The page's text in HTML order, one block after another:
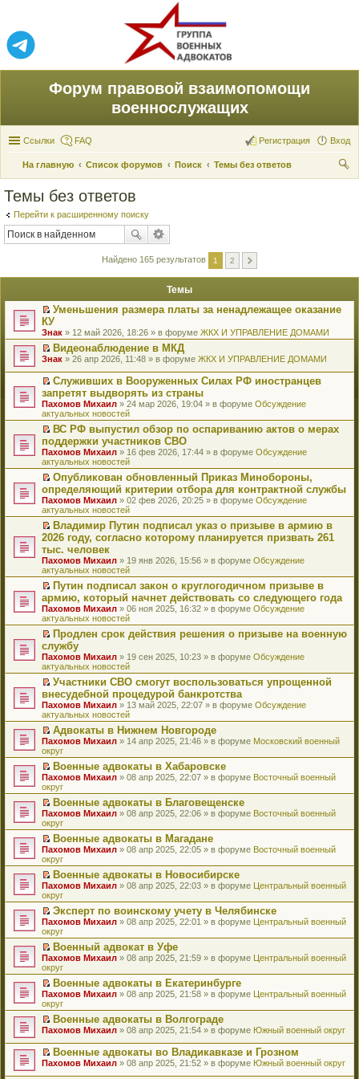
Форум правовой взаимопомощи
военнослужащих
Ссылки FAQ Вход
Регистрация
На главную Список форумов Поиск
Темы без ответов
Темы без ответов
Перейти к расширенному поиску
Найдено 165 результатов 1 2
Темы
П
е
р
е
й
и
к
п
е
р
в
о
м
у
н
е
п
р
о
ч
и
т
а
н
н
о
м
у
с
о
о
б
щ
е
н
и
ю
Уменьшения размера платы за ненадлежащее оказание
КУ
Знак » 12 май 2026, 18:26 » в форуме ЖКХ И УПРАВЛЕНИЕ ДОМАМИ
П
р
е
й
т
и
к
п
е
р
в
о
м
у
н
е
п
р
о
ч
и
т
а
н
н
о
м
у
с
о
о
б
щ
е
н
и
ю
Видеонаблюдение в МКД
Знак » 26 апр 2026, 11:48 » в форуме ЖКХ И УПРАВЛЕНИЕ ДОМАМИ
П
е
р
е
й
т
и
к
п
е
р
в
о
м
у
н
е
п
р
о
ч
и
т
а
н
н
о
м
у
с
о
о
б
щ
е
н
и
ю
Служивших в Вооруженных Силах РФ иностранцев
запретят выдворять из страны
Пахомов Михаил » 24 мар 2026, 19:04 » в форуме Обсуждение
актуальных новостей
П
е
р
е
й
т
и
к
п
е
р
в
о
м
у
н
е
п
р
о
ч
и
т
а
н
н
о
м
у
с
о
о
б
щ
е
н
и
ю
ВС РФ выпустил обзор по оспариванию актов о мерах
поддержки участников СВО
Пахомов Михаил » 16 фев 2026, 17:44 » в форуме Обсуждение
актуальных новостей
П
е
р
е
й
т
и
к
п
е
р
в
о
м
у
н
е
п
р
о
ч
и
т
а
н
н
о
м
у
с
о
о
б
щ
е
н
и
ю
Опубликован обновленный Приказ Минобороны,
определяющий критерии отбора для контрактной службы
Пахомов Михаил » 02 фев 2026, 20:25 » в форуме Обсуждение
актуальных новостей
П
е
р
е
й
т
и
к
п
е
р
в
о
м
у
н
е
п
р
о
ч
и
т
а
н
н
о
м
у
с
о
о
б
щ
е
н
и
ю
Владимир Путин подписал указ о призыве в армию в
2026 году, согласно которому планируется призвать 261
тыс. человек
Пахомов Михаил » 19 янв 2026, 15:56 » в форуме Обсуждение
актуальных новостей
П
е
р
е
й
т
и
к
п
е
р
в
о
м
у
н
е
п
р
о
ч
и
т
а
н
н
о
м
у
с
о
о
б
щ
е
н
и
ю
Путин подписал закон о круглогодичном призыве в
армию, который начнет действовать со следующего года
Пахомов Михаил » 06 ноя 2025, 16:32 » в форуме Обсуждение
актуальных новостей
П
е
р
е
й
т
и
к
п
е
р
в
о
м
у
н
е
п
р
о
ч
и
т
а
н
н
о
м
у
с
о
о
б
щ
е
н
и
ю
Продлен срок действия решения о призыве на военную
службу
Пахомов Михаил » 19 сен 2025, 10:23 » в форуме Обсуждение
актуальных новостей
П
е
р
е
й
т
и
к
п
е
р
в
о
м
у
н
е
п
р
о
ч
и
т
а
н
н
о
м
у
с
о
о
б
щ
е
н
ю
Участники СВО смогут воспользоваться упрощенной
внесудебной процедурой банкротства
Пахомов Михаил » 13 май 2025, 22:07 » в форуме Обсуждение
актуальных новостей
П
е
р
е
й
т
и
к
п
е
р
в
о
м
у
н
е
п
р
о
ч
и
т
а
н
н
о
м
у
с
о
б
щ
е
н
Адвокаты в Нижнем Новгороде
Пахомов Михаил » 14 апр 2025, 21:46 » в форуме Московский военный
округ
П
е
р
е
й
т
и
к
п
е
р
в
о
м
у
н
е
п
р
о
ч
и
т
а
н
н
о
м
у
с
о
Военные адвокаты в Хабаровске
Пахомов Михаил » 08 апр 2025, 22:07 » в форуме Восточный военный
округ
П
е
р
е
й
т
и
к
п
е
р
в
о
м
у
н
е
п
р
о
ч
и
т
а
н
н
о
Военные адвокаты в Благовещенске
Пахомов Михаил » 08 апр 2025, 22:06 » в форуме Восточный военный
округ
П
е
р
е
й
т
и
к
п
е
р
в
о
м
у
н
е
п
р
о
и
т
а
Военные адвокаты в Магадане
Пахомов Михаил » 08 апр 2025, 22:05 » в форуме Восточный военный
округ
П
е
р
е
й
т
и
к
п
е
р
в
о
м
у
н
п
р
о
ч
Военные адвокаты в Новосибирске
Пахомов Михаил » 08 апр 2025, 22:03 » в форуме Центральный военный
округ
П
е
р
е
й
т
и
к
п
е
р
в
о
м
у
н
Эксперт по воинскому учету в Челябинске
Пахомов Михаил » 08 апр 2025, 22:01 » в форуме Центральный военный
округ
П
е
р
е
й
т
и
к
п
е
р
в
Военный адвокат в Уфе
Пахомов Михаил » 08 апр 2025, 21:59 » в форуме Центральный военный
округ
П
е
р
е
й
и
к
п
Военные адвокаты в Екатеринбурге
Пахомов Михаил » 08 апр 2025, 21:58 » в форуме Центральный военный
округ
П
р
е
й
т
Военные адвокаты в Волгограде
Пахомов Михаил » 08 апр 2025, 21:54 » в форуме Южный военный округ
П
Военные адвокаты во Владикавказе и Грозном
Пахомов Михаил » 08 апр 2025, 21:52 » в форуме Южный военный округ